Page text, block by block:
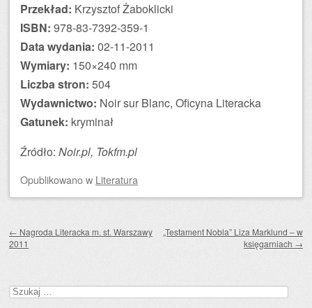
Przekład: Krzysztof Żaboklicki
ISBN: 978-83-7392-359-1
Data wydania: 02-11-2011
Wymiary: 150×240 mm
Liczba stron: 504
Wydawnictwo: Noir sur Blanc, Oficyna Literacka
Gatunek: kryminał
Źródło: Noir.pl, Tokfm.pl
Opublikowanow Literatura
← Nagroda Literacka m. st. Warszawy
2011
„Testament Nobla” Liza Marklund – w
księgarniach →
Szukaj: